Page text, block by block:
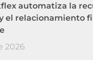
automatiza la
el relacionamiento
2026